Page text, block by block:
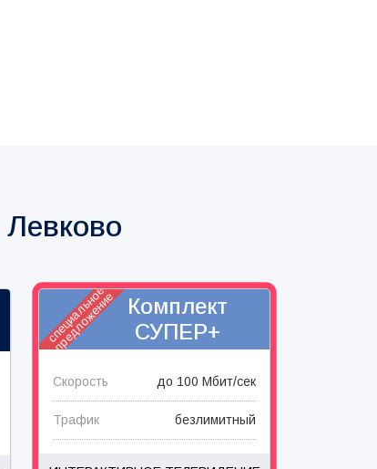
специальное
предложение Комплект
СУПЕР+
Скорость до 100 Мбит/сек
Трафик безлимитный